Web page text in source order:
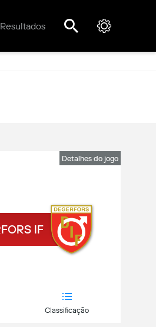
Detalhes do jogo
IF
Classificação